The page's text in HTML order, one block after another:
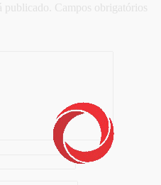
publicado. Campos obrigatórios